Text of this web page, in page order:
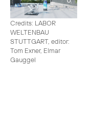
Credits: LABOR
WELTENBAU
STUTTGART, editor:
Tom Exner, Elmar
Gauggel